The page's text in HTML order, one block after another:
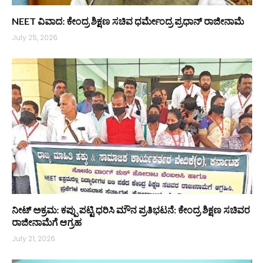
NEET ವಿವಾದ: ಕೇಂದ್ರ ಶಿಕ್ಷಣ ಸಚಿವ ಧರ್ಮೇಂದ್ರ ಪ್ರಧಾನ್ ರಾಜೀನಾಮೆ
July 25, 2026
ನೀಟ್ ಅಕ್ರಮ: ಕಪ್ಪು ಪಟ್ಟಿ ಧರಿಸಿ ಮೌನ ಪ್ರತಿಭಟನೆ: ಕೇಂದ್ರ ಶಿಕ್ಷಣ ಸಚಿವರ
ರಾಜೀನಾಮೆಗೆ ಆಗ್ರಹ
July 21, 2026